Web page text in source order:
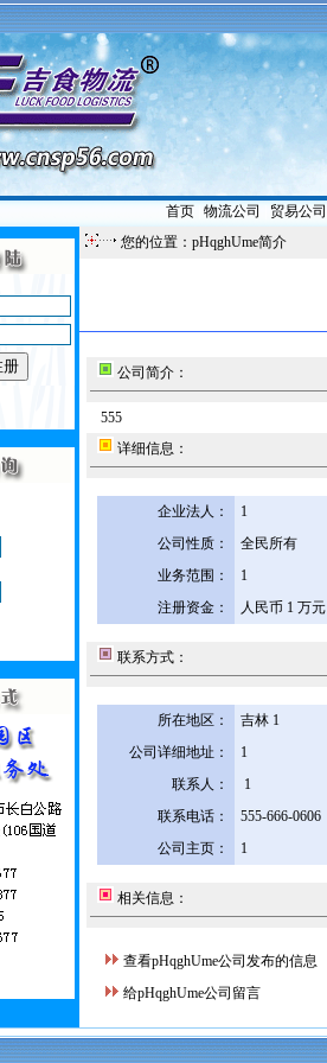
首页| 物流公司 贸易公司
您的位置：pHqghUme简介
公司简介：
555
详细信息：
企业法人：
1
公司性质：
全民所有
业务范围：
1
注册资金：
人民币 1 万元
联系方式：
所在地区： 吉林 1
公司详细地址：
1
联系人：
1
联系电话：
555-666-0606
公司主页：
1
相关信息：
查看pHqghUme公司发布的信息
给pHqghUme公司留言